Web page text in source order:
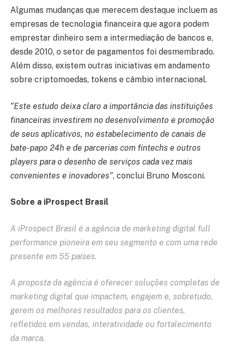
Algumas mudanças que merecem destaque incluem as
empresas de tecnologia financeira que agora podem
emprestar dinheiro sem a intermediação de bancos e,
desde 2010, o setor de pagamentos foi desmembrado.
Além disso, existem outras iniciativas em andamento
sobre criptomoedas, tokens e câmbio internacional.
“Este estudo deixa claro a importância das instituições
financeiras investirem no desenvolvimento e promoção
de seus aplicativos, no estabelecimento de canais de
bate-papo 24h e de parcerias com fintechs e outros
players para o desenho de serviços cada vez mais
convenientes e inovadores”, conclui Bruno Mosconi.
Sobre a iProspect Brasil
A iProspect Brasil é a agência de marketing digital full
performance pioneira em seu segmento e com uma rede
presente em 55 países.
A proposta da agência é oferecer soluções completas de
marketing digital que impactem, engajem e, sobretudo,
gerem os melhores resultados para os clientes,
refletidos em vendas, interatividade ou fortalecimento
da marca.